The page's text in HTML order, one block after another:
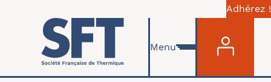
Skip to main content
Adhérez !
Menu